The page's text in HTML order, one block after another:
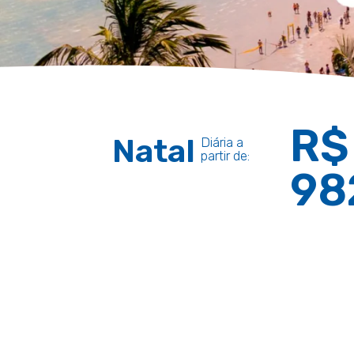
Natal Diária a
partir de:
R$